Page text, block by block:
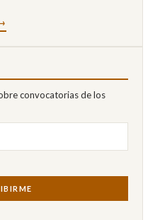
convocatorias de los